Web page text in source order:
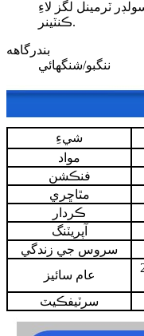
ٽرمينل لگز لاءِ
ڪنٽينر.
بندرگاهه
ننگبو/شنگھائي
شيءِ
مواد
فنڪشن
مٿاڇري
ڪردار
آپريٽنگ
سروس جي زندگي
عام سائيز
2؛ 150 ملي
سرٽيفڪيٽ